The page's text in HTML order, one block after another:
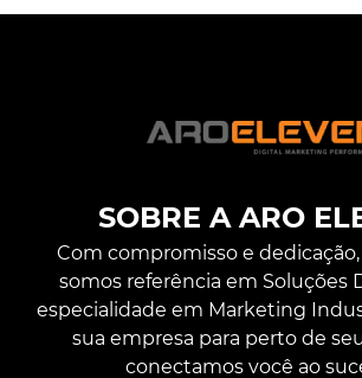
SOBRE A ARO
Com compromisso e dedicação,
somos referência em Soluções
especialidade em Marketing
sua empresa para perto de
conectamos você ao